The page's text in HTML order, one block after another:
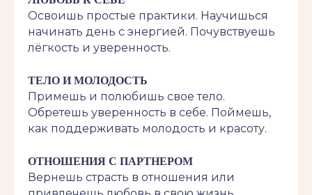
Освоишь простые практики. Научишься
начинать день с энергией. Почувствуешь
лёгкость и уверенность.
ТЕЛО И МОЛОДОСТЬ
Примешь и полюбишь свое тело.
Обретешь уверенность в себе. Поймешь,
как поддерживать молодость и красоту.
ОТНОШЕНИЯ С ПАРТНЕРОМ
Вернешь страсть в отношения или